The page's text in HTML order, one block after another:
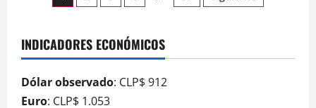
INDICADORES ECONÓMICOS
Dólar observado: CLP$ 912
Euro: CLP$ 1.053